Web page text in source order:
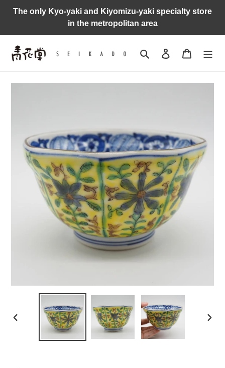
The only Kyo-yaki and Kiyomizu-yaki specialty store
in the metropolitan area
Search Log in Cart
PREVIOUS